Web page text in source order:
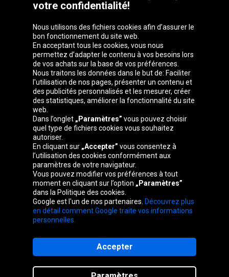
Groupe Oponeo
Česká
republika
Deutschland Éire España
France Italia Magyarország Nederland
Österreich Polska
Slovenská
republika
United
Kingdom
Plan du site
votre confidentialité!
Nous utilisons des fichiers cookies afin d’assurer le
bon fonctionnement du site web.
En acceptant tous les cookies, vous nous
permettez d’adapter le contenu à vos besoins lors
de vos achats sur la base de vos préférences.
Nous traitons les données dans le but de: Faciliter
l'utilisation de nos pages, présenter un contenu et
des publicités personnalisés et les mesurer, créer
des statistiques, améliorer la fonctionnalité du site
web.
Dans l’onglet „Paramètres” vous pouvez choisir
quel type de fichiers cookies vous souhaitez
autoriser.
En cliquant sur „Accepter” vous consentez à
l’utilisation des cookies conformément aux
paramètres de votre navigateur.
Vous pouvez modifier vos préférences à tout
moment en cliquant sur l’option „Paramètres”
dans la Politique des cookies.
Google est l'un de nos partenaires. Découvrez plus
en détail comment Google traite vos informations
personnelles.
Accepter